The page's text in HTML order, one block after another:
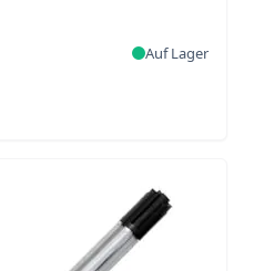
Auf Lager